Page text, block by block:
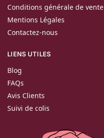
Conditions générale de vente
Mentions Légales
Contactez-nous
LIENS UTILES
Blog
FAQs
Avis Clients
Suivi de colis